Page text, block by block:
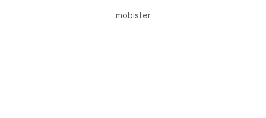
mobister